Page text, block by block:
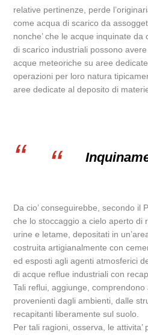
relative pertinenze, perde
come acqua di scarico da
nonche’ che le acque inquinate
di scarico industriali possono
acque meteoriche su aree
operazioni per loro natura
aree dedicate al deposito di
Da cio’ conseguirebbe, secondo il
che lo stoccaggio a cielo aperto di
urine e letame, depositati in
costruita artigianalmente con
ed esposti agli agenti atmosferici
di acque reflue industriali con
Tali reflui, aggiunge, comprendono
provenienti dagli ambienti, dalle
recapitanti liberamente sul suolo.
Per tali ragioni, osserva, le